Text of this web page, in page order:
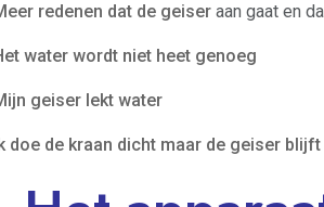
redenen dat de geiser aan gaat en
water wordt niet heet genoeg
geiser lekt water
doe de kraan dicht maar de geiser